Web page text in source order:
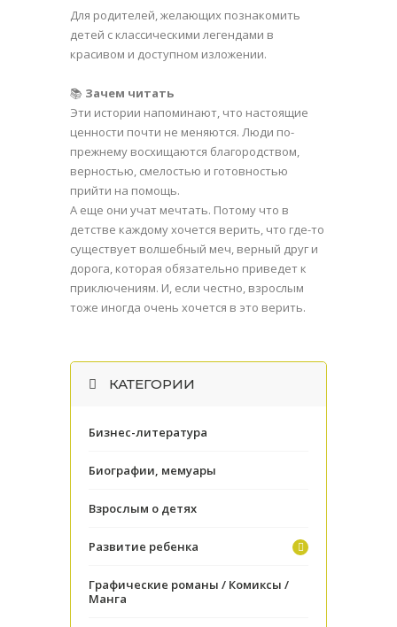
Для родителей, желающих познакомить
детей с классическими легендами в
красивом и доступном изложении.
📚 Зачем читать
Эти истории напоминают, что настоящие
ценности почти не меняются. Люди по-
прежнему восхищаются благородством,
верностью, смелостью и готовностью
прийти на помощь.
А еще они учат мечтать. Потому что в
детстве каждому хочется верить, что где-то
существует волшебный меч, верный друг и
дорога, которая обязательно приведет к
приключениям. И, если честно, взрослым
тоже иногда очень хочется в это верить.
КАТЕГОРИИ
Бизнес-литература
Биографии, мемуары
Взрослым о детях
Развитие ребенка
Графические романы / Комиксы /
Манга